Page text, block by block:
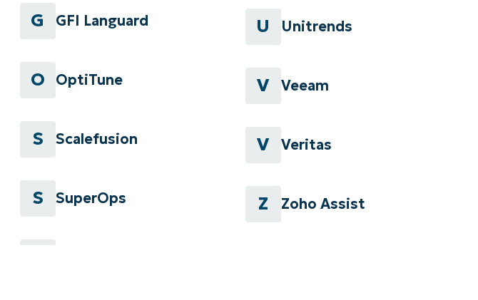
G GFI Languard
O OptiTune
S Scalefusion
S SuperOps
U Unitrends
V Veeam
V Veritas
Z Zoho Assist